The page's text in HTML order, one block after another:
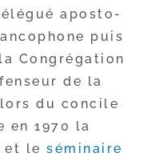
apos­to­
puis
Congrégation
de la
du concile
en 1970 la
et le sémi­naire